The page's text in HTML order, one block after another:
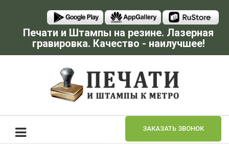
Печати и Штампы на резине. Лазерная
гравировка. Качество - наилучшее!
ЗАКАЗАТЬ ЗВОНОК